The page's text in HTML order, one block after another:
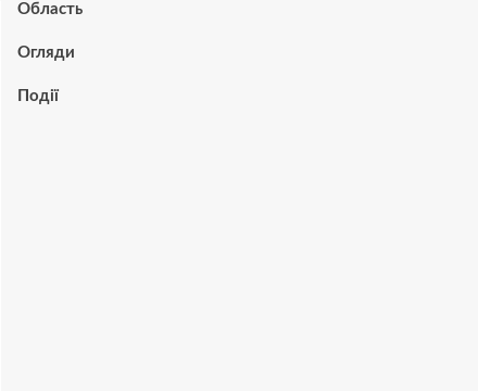
Область
Огляди
Події